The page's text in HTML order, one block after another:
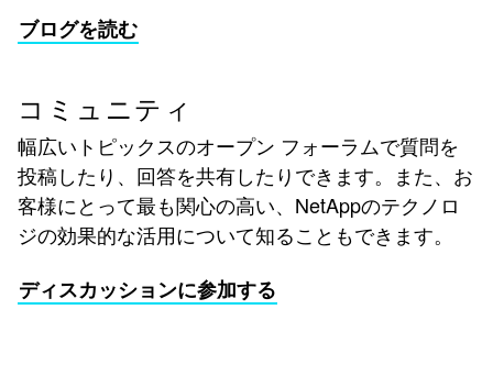
ブログを読む
コミュニティ
幅広いトピックスのオープン フォーラムで質問を
投稿したり、回答を共有したりできます。また、お
客様にとって最も関心の高い、NetAppのテクノロ
ジの効果的な活用について知ることもできます。
ディスカッションに参加する